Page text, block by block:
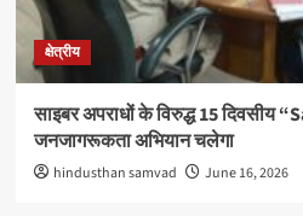
क्षेत्रीय
साइबर अपराधों के विरुद्ध 15 दिवसीय
जनजागरूकता अभियान चलेगा
hindusthan samvad June 16, 2026